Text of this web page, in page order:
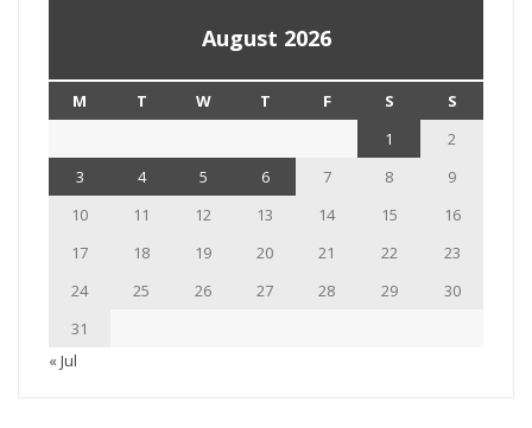
August 2026
M T W T F S
S
1
2
3
4 5 6 7 8
9
10
11 12 13 14 15
16
17
18 19 20 21 22
23
24
25 26 27 28 29
30
31
« Jul